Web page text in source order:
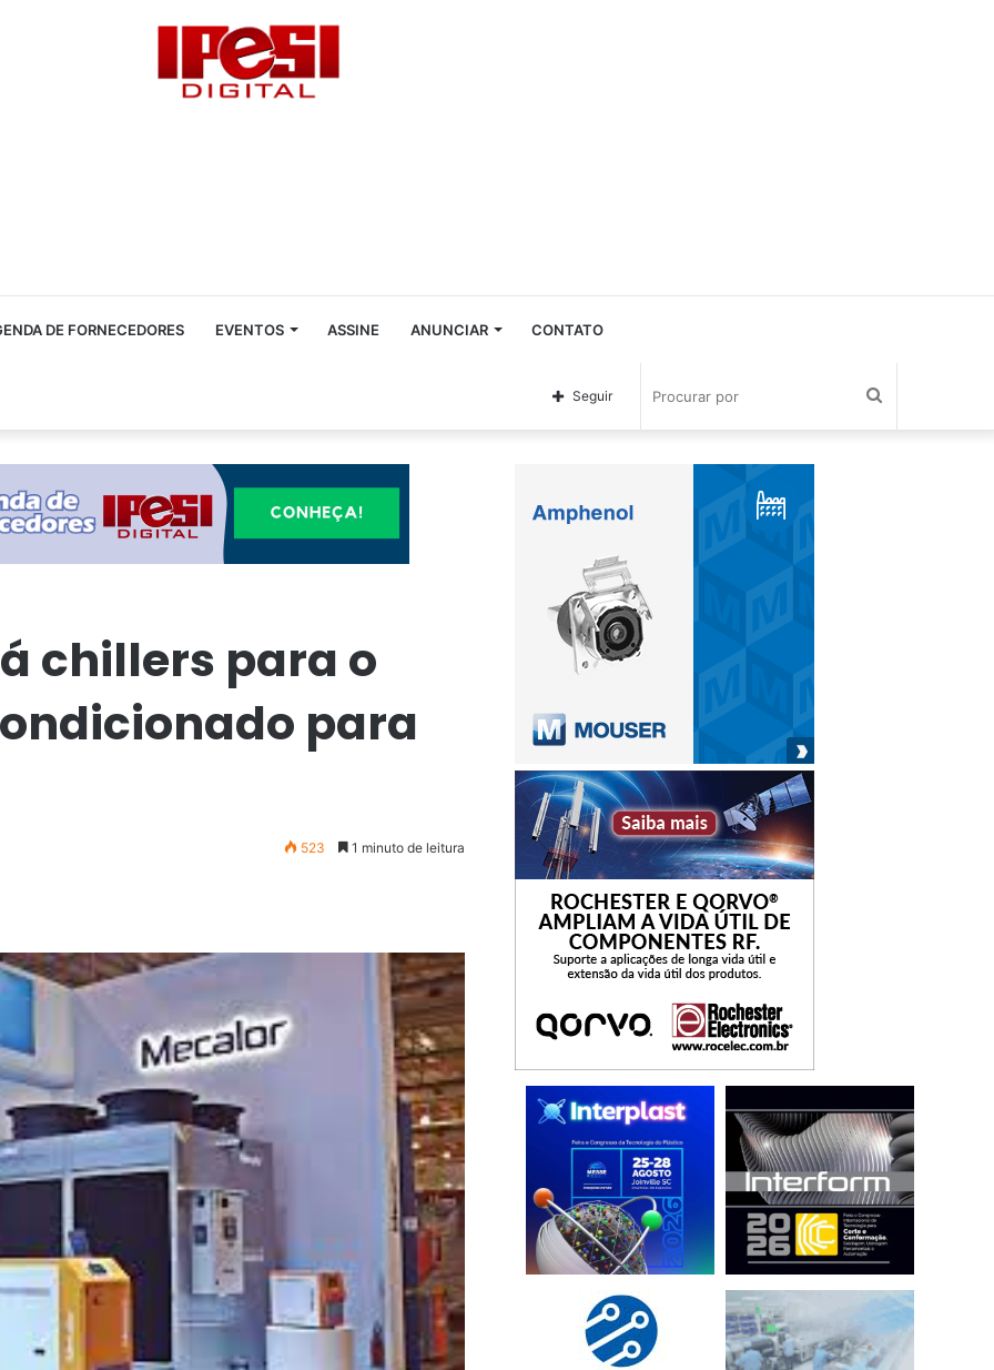
DE FORNECEDORES EVENTOS ASSINE ANUNCIAR CONTATO
Seguir
chillers para o
para
523 1 minuto de leitura